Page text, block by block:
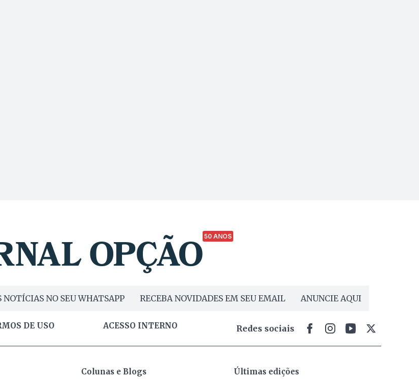
50 ANOS
NOTÍCIAS NO SEU WHATSAPP RECEBA NOVIDADES EM SEU EMAIL ANUNCIE AQUI
DE USO ACESSO INTERNO Redes sociais
Colunas e Blogs Últimas edições